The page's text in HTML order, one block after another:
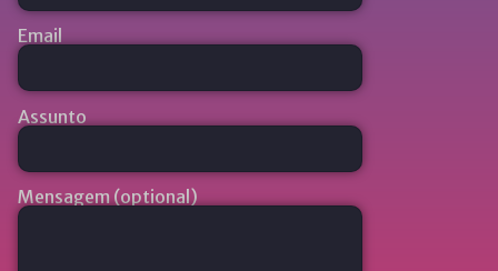
Email
Assunto
Mensagem (optional)